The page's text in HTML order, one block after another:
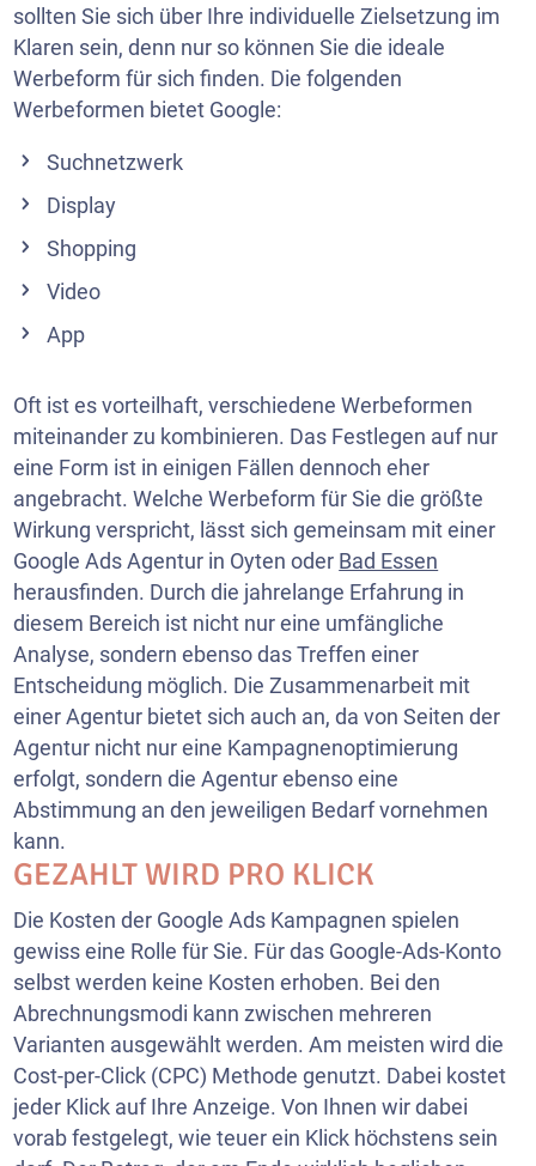
sollten Sie sich über Ihre individuelle Zielsetzung im
Klaren sein, denn nur so können Sie die ideale
Werbeform für sich finden. Die folgenden
Werbeformen bietet Google:
Suchnetzwerk
Display
Shopping
Video
App
Oft ist es vorteilhaft, verschiedene Werbeformen
miteinander zu kombinieren. Das Festlegen auf nur
eine Form ist in einigen Fällen dennoch eher
angebracht. Welche Werbeform für Sie die größte
Wirkung verspricht, lässt sich gemeinsam mit einer
Google Ads Agentur in Oyten oder Bad Essen
herausfinden. Durch die jahrelange Erfahrung in
diesem Bereich ist nicht nur eine umfängliche
Analyse, sondern ebenso das Treffen einer
Entscheidung möglich. Die Zusammenarbeit mit
einer Agentur bietet sich auch an, da von Seiten der
Agentur nicht nur eine Kampagnenoptimierung
erfolgt, sondern die Agentur ebenso eine
Abstimmung an den jeweiligen Bedarf vornehmen
kann.
GEZAHLT WIRD PRO KLICK
Die Kosten der Google Ads Kampagnen spielen
gewiss eine Rolle für Sie. Für das Google-Ads-Konto
selbst werden keine Kosten erhoben. Bei den
Abrechnungsmodi kann zwischen mehreren
Varianten ausgewählt werden. Am meisten wird die
Cost-per-Click (CPC) Methode genutzt. Dabei kostet
jeder Klick auf Ihre Anzeige. Von Ihnen wir dabei
vorab festgelegt, wie teuer ein Klick höchstens sein